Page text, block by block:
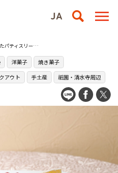
地域に根ざしたパティスリー［ファミーユ ドゥ チエ ハリセ］は飾らない美味しさが魅力
洋菓子
焼き菓子
アウト 手土産 祇園・清水寺周辺